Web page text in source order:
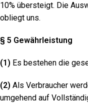
10% übersteigt. Die
obliegt uns.
§ 5 Gewährleistung
(1) Es bestehen die
(2) Als Verbraucher
umgehend auf